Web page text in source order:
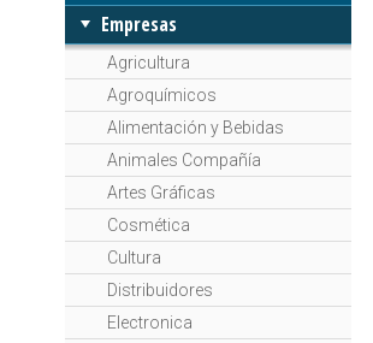
Empresas
Agricultura
Agroquímicos
Alimentación y Bebidas
Animales Compañía
Artes Gráficas
Cosmética
Cultura
Distribuidores
Electronica